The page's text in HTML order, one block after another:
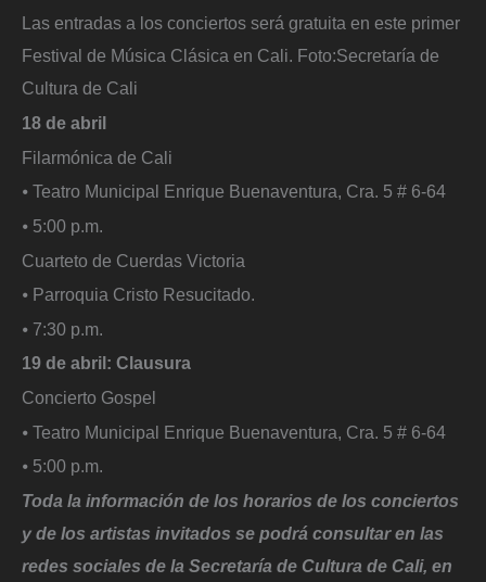
Las entradas a los conciertos será gratuita en este primer
Festival de Música Clásica en Cali. Foto:Secretaría de
Cultura de Cali
18 de abril
Filarmónica de Cali
⦁ Teatro Municipal Enrique Buenaventura, Cra. 5 # 6-64
⦁ 5:00 p.m.
Cuarteto de Cuerdas Victoria
⦁ Parroquia Cristo Resucitado.
⦁ 7:30 p.m.
19 de abril: Clausura
Concierto Gospel
⦁ Teatro Municipal Enrique Buenaventura, Cra. 5 # 6-64
⦁ 5:00 p.m.
Toda la información de los horarios de los conciertos
y de los artistas invitados se podrá consultar en las
redes sociales de la Secretaría de Cultura de Cali, en